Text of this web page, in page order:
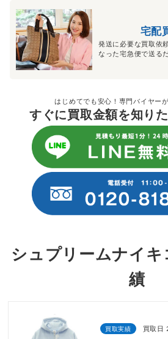
宅配
発送に必要な買取依
なった宅急便で送る
はじめてでも安心！専門バイヤー
すぐに買取金額を知り
シュプリームナイキ
績
買取実績 買取日